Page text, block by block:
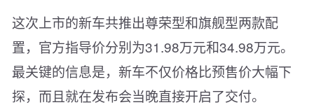
这次上市的新车共推出尊荣型和旗舰型两款配
置，官方指导价分别为31.98万元和34.98万元。
最关键的信息是，新车不仅价格比预售价大幅下
探，而且就在发布会当晚直接开启了交付。